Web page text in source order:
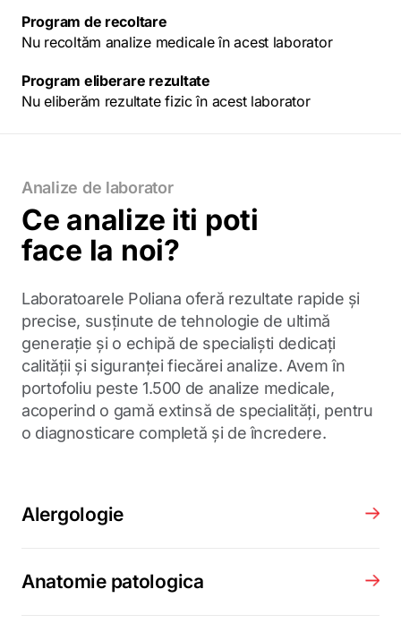
Program de recoltare
Nu recoltăm analize medicale în acest laborator
Program eliberare rezultate
Nu eliberăm rezultate fizic în acest laborator
Analize de laborator
Ce analize iti poti
face la noi?
Laboratoarele Poliana oferă rezultate rapide și
precise, susținute de tehnologie de ultimă
generație și o echipă de specialiști dedicați
calității și siguranței fiecărei analize. Avem în
portofoliu peste 1.500 de analize medicale,
acoperind o gamă extinsă de specialități, pentru
o diagnosticare completă și de încredere.
Alergologie
Anatomie patologica